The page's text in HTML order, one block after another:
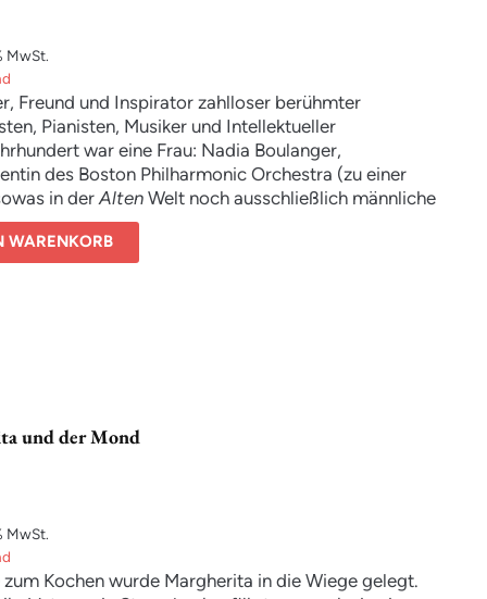
MwSt.
Freund und Inspirator zahlloser berühmter
Pianisten, Musiker und Intellektueller
war eine Frau: Nadia Boulanger,
des Boston Philharmonic Orchestra (zu einer
in der AltenWelt noch ausschließlich männliche
hat das musikalische Geschehen ihrer Zeit
wie niemand sonst. Selbst eine bedeutende
Musiker lagen ihr zu Füßen.
was wir hören.«
zur
WARENKORB
und der Mond
MwSt.
zum Kochen wurde Margherita in die Wiege gelegt.